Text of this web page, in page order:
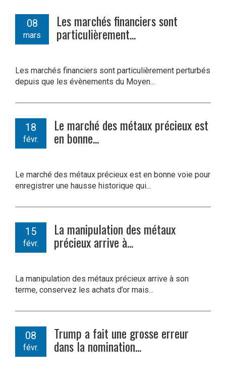
08
mars
Les marchés financiers sont
particulièrement...
Les marchés financiers sont particulièrement perturbés
depuis que les évènements du Moyen...
18
févr.
Le marché des métaux précieux est
en bonne...
Le marché des métaux précieux est en bonne voie pour
enregistrer une hausse historique qui...
15
févr.
La manipulation des métaux
précieux arrive à...
La manipulation des métaux précieux arrive à son
terme, conservez les achats d’or mais...
08
févr.
Trump a fait une grosse erreur
dans la nomination...